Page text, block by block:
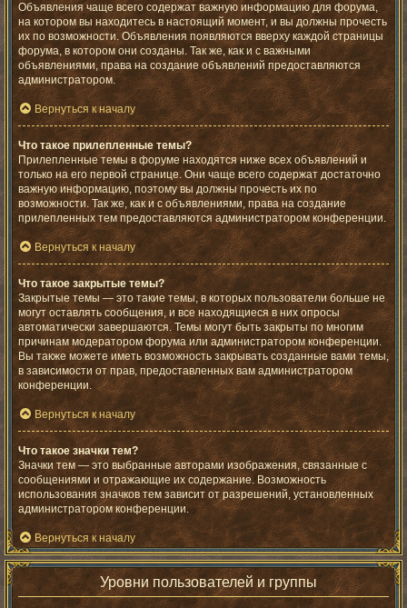
Объявления чаще всего содержат важную информацию для форума,
на котором вы находитесь в настоящий момент, и вы должны прочесть
их по возможности. Объявления появляются вверху каждой страницы
форума, в котором они созданы. Так же, как и с важными
объявлениями, права на создание объявлений предоставляются
администратором.
Вернуться к началу
Что такое прилепленные темы?
Прилепленные темы в форуме находятся ниже всех объявлений и
только на его первой странице. Они чаще всего содержат достаточно
важную информацию, поэтому вы должны прочесть их по
возможности. Так же, как и с объявлениями, права на создание
прилепленных тем предоставляются администратором конференции.
Вернуться к началу
Что такое закрытые темы?
Закрытые темы — это такие темы, в которых пользователи больше не
могут оставлять сообщения, и все находящиеся в них опросы
автоматически завершаются. Темы могут быть закрыты по многим
причинам модератором форума или администратором конференции.
Вы также можете иметь возможность закрывать созданные вами темы,
в зависимости от прав, предоставленных вам администратором
конференции.
Вернуться к началу
Что такое значки тем?
Значки тем — это выбранные авторами изображения, связанные с
сообщениями и отражающие их содержание. Возможность
использования значков тем зависит от разрешений, установленных
администратором конференции.
Вернуться к началу
Уровни пользователей и группы